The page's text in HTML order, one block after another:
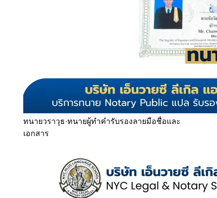
ทนายวราวุธ·ทนายผู้ทำคำรับรองลายมือชื่อและ
เอกสาร